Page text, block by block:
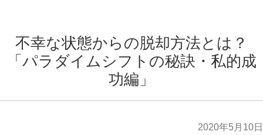
不幸な状態からの脱却方法とは？
「パラダイムシフトの秘訣・私的成
功編」
2020年5月10日